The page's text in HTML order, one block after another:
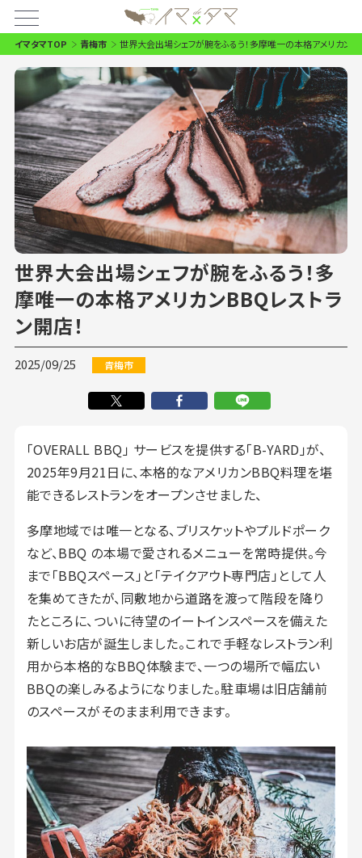
イマタマTOP 青梅市 世界大会出場シェフが腕をふるう！多摩唯一の本格アメリカン
世界大会出場シェフが腕をふるう！多
摩唯一の本格アメリカンBBQレストラ
ン開店！
2025/09/25 青梅市
「OVERALL BBQ」 サービスを提供する「B-YARD」が、
2025年9月21日に、本格的なアメリカンBBQ料理を堪
能できるレストランをオープンさせました、
多摩地域では唯一となる、ブリスケットやプルドポーク
など、BBQ の本場で愛されるメニューを常時提供。今
まで「BBQスペース」と「テイクアウト専門店」として人
を集めてきたが、同敷地から道路を渡って階段を降り
たところに、ついに待望のイートインスペースを備えた
新しいお店が誕生しました。これで手軽なレストラン利
用から本格的なBBQ体験まで、一つの場所で幅広い
BBQの楽しみるようになりました。駐車場は旧店舗前
のスペースがそのまま利用できます。